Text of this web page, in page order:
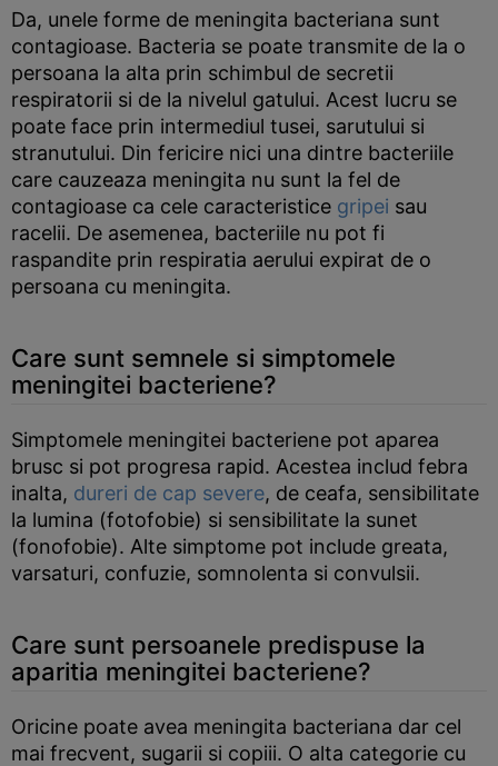
Da, unele forme de meningita bacteriana sunt
contagioase. Bacteria se poate transmite de la o
persoana la alta prin schimbul de secretii
respiratorii si de la nivelul gatului. Acest lucru se
poate face prin intermediul tusei, sarutului si
stranutului. Din fericire nici una dintre bacteriile
care cauzeaza meningita nu sunt la fel de
contagioase ca cele caracteristice gripei sau
racelii. De asemenea, bacteriile nu pot fi
raspandite prin respiratia aerului expirat de o
persoana cu meningita.
Care sunt semnele si simptomele
meningitei bacteriene?
Simptomele meningitei bacteriene pot aparea
brusc si pot progresa rapid. Acestea includ febra
inalta, dureri de cap severe, de ceafa, sensibilitate
la lumina (fotofobie) si sensibilitate la sunet
(fonofobie). Alte simptome pot include greata,
varsaturi, confuzie, somnolenta si convulsii.
Care sunt persoanele predispuse la
aparitia meningitei bacteriene?
Oricine poate avea meningita bacteriana dar cel
mai frecvent, sugarii si copiii. O alta categorie cu